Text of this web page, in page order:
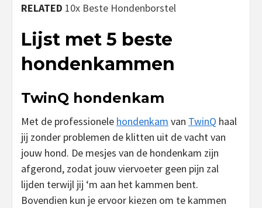
RELATED 10x Beste Hondenborstel
Lijst met 5 beste
hondenkammen
TwinQ hondenkam
Met de professionele hondenkam van TwinQ haal
jij zonder problemen de klitten uit de vacht van
jouw hond. De mesjes van de hondenkam zijn
afgerond, zodat jouw viervoeter geen pijn zal
lijden terwijl jij ‘m aan het kammen bent.
Bovendien kun je ervoor kiezen om te kammen